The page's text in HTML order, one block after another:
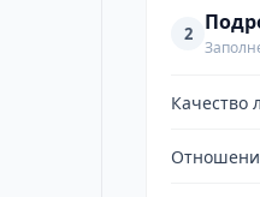
2
Качество